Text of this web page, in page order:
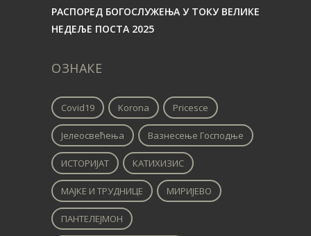
РАСПОРЕД БОГОСЛУЖЕЊА У ТОКУ ВЕЛИКЕ
НЕДЕЉЕ ПОСТА 2025
ОЗНАКЕ
Covid19 Korona Pricesce
Јелеосвећења Вазнесење Господње
ИСТОРИЈАТ КАТИХИЗИС
МАЈКЕ И ТРУДНИЦЕ МИРИЈЕВО
ПАНТЕЛЕЈМОН